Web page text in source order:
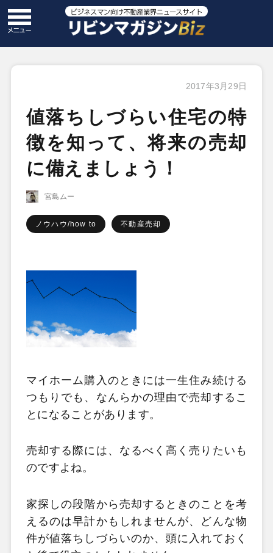
2017年3月29日
値落ちしづらい住宅の特
徴を知って、将来の売却
に備えましょう！
宮島ムー
ノウハウ/how to 不動産売却
マイホーム購入のときには一生住み続ける
つもりでも、なんらかの理由で売却するこ
とになることがあります。
売却する際には、なるべく高く売りたいも
のですよね。
家探しの段階から売却するときのことを考
えるのは早計かもしれませんが、どんな物
件が値落ちしづらいのか、頭に入れておく